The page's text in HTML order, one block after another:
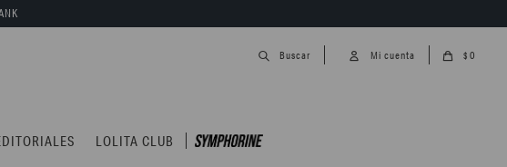
LOLITA CLUB
$ 0